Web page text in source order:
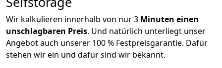
Wir kalkulieren innerhalb von nur 3 Minuten einen
unschlagbaren Preis. Und natürlich unterliegt unser
Angebot auch unserer 100 % Festpreisgarantie. Dafür
stehen wir ein und dafür sind wir bekannt.